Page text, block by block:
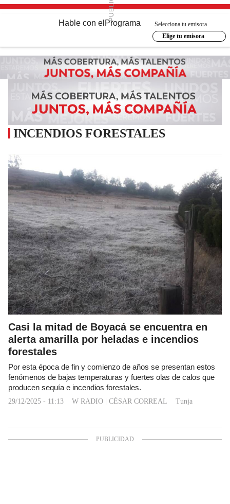
Hable con el Programa
Selecciona tu emisora
Elige tu emisora
INCENDIOS FORESTALES
Casi la mitad de Boyacá se encuentra en
alerta amarilla por heladas e incendios
forestales
Por esta época de fin y comienzo de años se presentan estos
fenómenos de bajas temperaturas y fuertes olas de calos que
producen sequía e incendios forestales.
29/12/2025 - 11:13 W RADIO | CÉSAR CORREAL Tunja